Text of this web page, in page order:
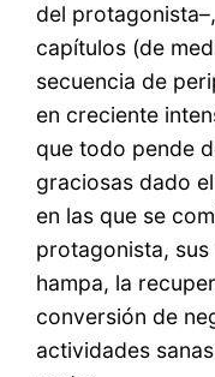
del
capítulos (de
secuencia de
en creciente
que todo pende
graciosas dado
en las que se
protagonista, sus
hampa, la
conversión de
actividades